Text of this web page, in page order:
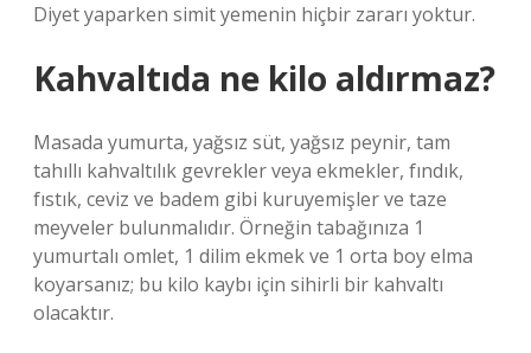
Diyet yaparken simit yemenin hiçbir zararı yoktur.
Kahvaltıda ne kilo aldırmaz?
Masada yumurta, yağsız süt, yağsız peynir, tam
tahıllı kahvaltılık gevrekler veya ekmekler, fındık,
fıstık, ceviz ve badem gibi kuruyemişler ve taze
meyveler bulunmalıdır. Örneğin tabağınıza 1
yumurtalı omlet, 1 dilim ekmek ve 1 orta boy elma
koyarsanız; bu kilo kaybı için sihirli bir kahvaltı
olacaktır.